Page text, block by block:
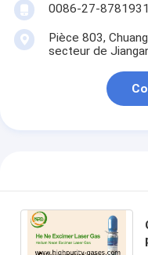
0086-27-
Pièce 803,
secteur de